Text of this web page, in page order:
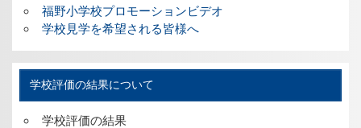
福野小学校プロモーションビデオ
学校見学を希望される皆様へ
学校評価の結果について
学校評価の結果